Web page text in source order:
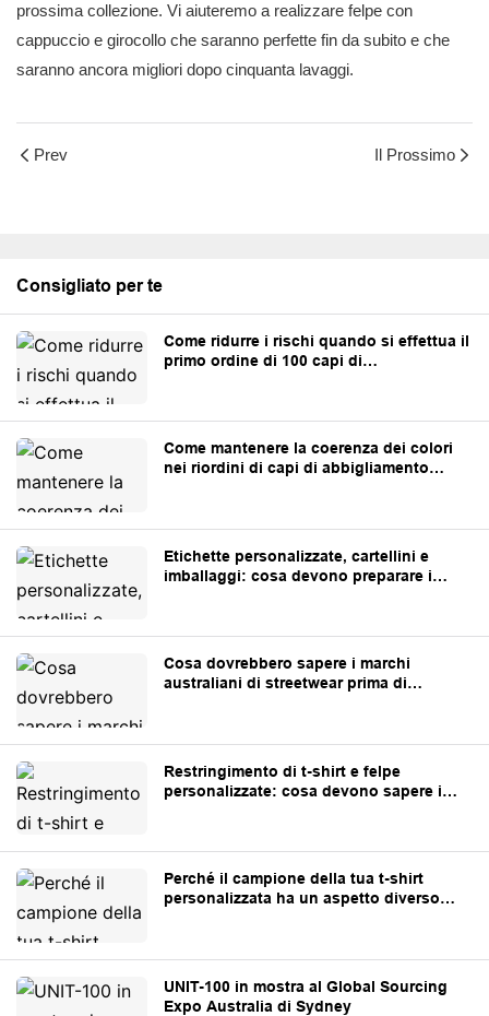
prossima collezione. Vi aiuteremo a realizzare felpe con
cappuccio e girocollo che saranno perfette fin da subito e che
saranno ancora migliori dopo cinquanta lavaggi.
Prev Il Prossimo
Consigliato per te
Come ridurre i rischi quando si effettua il
primo ordine di 100 capi di
Come mantenere la coerenza dei colori
nei riordini di capi di abbigliamento
Etichette personalizzate, cartellini e
imballaggi: cosa devono preparare i
Cosa dovrebbero sapere i marchi
australiani di streetwear prima di
Restringimento di t-shirt e felpe
personalizzate: cosa devono sapere i
Perché il campione della tua t-shirt
personalizzata ha un aspetto diverso
UNIT-100 in mostra al Global Sourcing
Expo Australia di Sydney